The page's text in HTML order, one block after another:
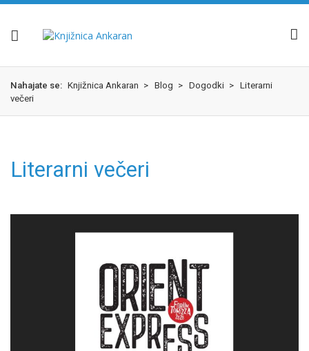
Skok
glavno
izjava
dostopnosti
Nahajate se: Knjižnica Ankaran > Blog > Dogodki > Literarni
večeri
Literarni večeri